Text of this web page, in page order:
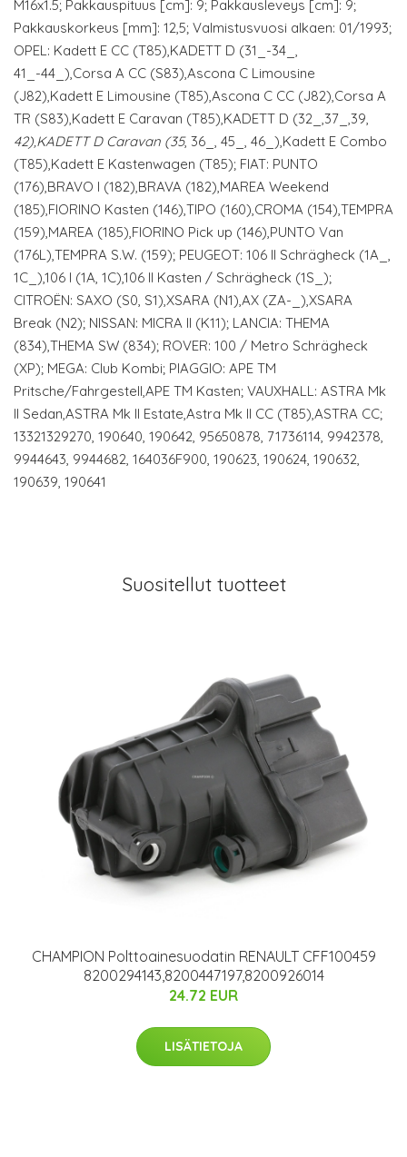
M16x1.5; Pakkauspituus [cm]: 9; Pakkausleveys [cm]: 9;
Pakkauskorkeus [mm]: 12,5; Valmistusvuosi alkaen: 01/1993;
OPEL: Kadett E CC (T85),KADETT D (31_-34_,
41_-44_),Corsa A CC (S83),Ascona C Limousine
(J82),Kadett E Limousine (T85),Ascona C CC (J82),Corsa A
TR (S83),Kadett E Caravan (T85),KADETT D (32_,37_,39,
42),KADETT D Caravan (35, 36_, 45_, 46_),Kadett E Combo
(T85),Kadett E Kastenwagen (T85); FIAT: PUNTO
(176),BRAVO I (182),BRAVA (182),MAREA Weekend
(185),FIORINO Kasten (146),TIPO (160),CROMA (154),TEMPRA
(159),MAREA (185),FIORINO Pick up (146),PUNTO Van
(176L),TEMPRA S.W. (159); PEUGEOT: 106 II Schrägheck (1A_,
1C_),106 I (1A, 1C),106 II Kasten / Schrägheck (1S_);
CITROËN: SAXO (S0, S1),XSARA (N1),AX (ZA-_),XSARA
Break (N2); NISSAN: MICRA II (K11); LANCIA: THEMA
(834),THEMA SW (834); ROVER: 100 / Metro Schrägheck
(XP); MEGA: Club Kombi; PIAGGIO: APE TM
Pritsche/Fahrgestell,APE TM Kasten; VAUXHALL: ASTRA Mk
II Sedan,ASTRA Mk II Estate,Astra Mk II CC (T85),ASTRA CC;
13321329270, 190640, 190642, 95650878, 71736114, 9942378,
9944643, 9944682, 164036F900, 190623, 190624, 190632,
190639, 190641
Suositellut tuotteet
CHAMPION Polttoainesuodatin RENAULT CFF100459
8200294143,8200447197,8200926014
24.72 EUR
LISÄTIETOJA